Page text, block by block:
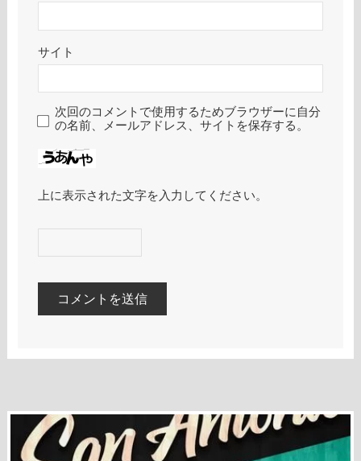
サイト
次回のコメントで使用するためブラウザーに自分
の名前、メールアドレス、サイトを保存する。
上に表示された文字を入力してください。